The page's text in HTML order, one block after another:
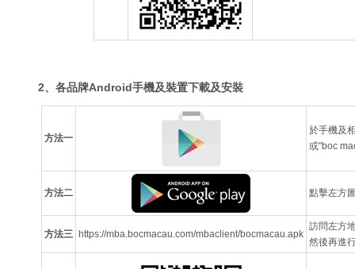
2、各品牌Android手機及裝置下載及安裝
方法一
於手機及
或"boc
方法二 點擊左方
方法三 https://mba.bocmacau.com/mbaclient/bocmacau.apk
訪問左方
然後再進